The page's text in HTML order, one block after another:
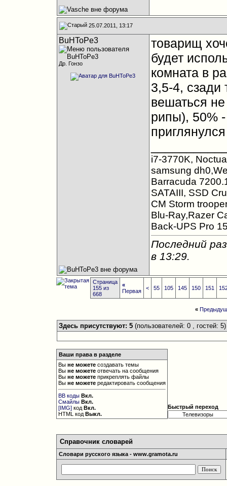
25.07.2011, 13:17
BuHToPe3
Др. Гонзо
товарищ
будет
комната в
3,5-4, сзади
вешаться
рипы), 50%
i7-3770K,
samsung
Barracuda
SATAIII, SSD
CM Storm
Blu-Ray,Razer
Back-UPS Pro
Последний
в 13:29.
Страница
155 из
668
«
Первая
< 55 105 145 150 151
«
Здесь присутствуют: 5 (пользователей: 0 , гостей: 5)
Ваши права в разделе
Выне можете создавать темы
Выне можете отвечать на сообщения
Выне можете прикреплять файлы
Выне можете редактировать сообщения
BB коды Вкл.
Смайлы Вкл.
[IMG] кодВкл.
HTML кодВыкл.
Быстрый переход
Справочник словарей
Словари русского языка - www.gramota.ru